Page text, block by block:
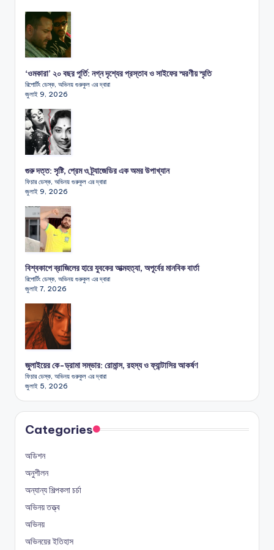
‘ওমকারা’ ২০ বছর পূর্তি: নগ্ন দৃশ্যের প্রস্তাব ও সাইফের স্মরণীয় স্মৃতি
রিপোর্টিং ডেস্ক, অভিনয় গুরুকুল এর দ্বারা
জুলাই 9, 2026
গুরু দত্ত: সৃষ্টি, প্রেম ও ট্র্যাজেডির এক অমর উপাখ্যান
ফিচার ডেস্ক, অভিনয় গুরুকুল এর দ্বারা
জুলাই 9, 2026
বিশ্বকাপে ব্রাজিলের হারে যুবকের আত্মহত্যা, অপূর্বের মানবিক বার্তা
রিপোর্টিং ডেস্ক, অভিনয় গুরুকুল এর দ্বারা
জুলাই 7, 2026
জুলাইয়ের কে-ড্রামা সম্ভার: রোমান্স, রহস্য ও ফ্যান্টাসির আকর্ষণ
ফিচার ডেস্ক, অভিনয় গুরুকুল এর দ্বারা
জুলাই 5, 2026
Categories
অডিশন
অনুশীলন
অন্যান্য শিল্পকলা চর্চা
অভিনয় তত্ত্ব
অভিনয়
অভিনয়ের ইতিহাস